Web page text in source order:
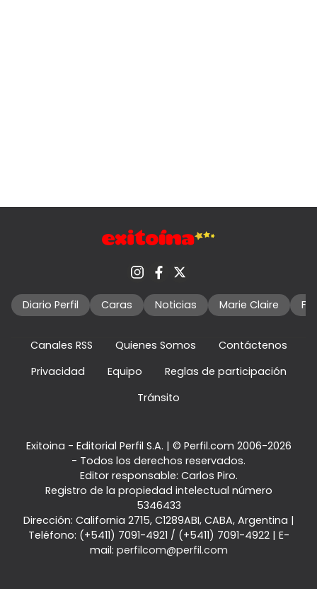
Diario Perfil Caras Noticias Marie Claire
Canales RSS Quienes Somos
Contáctenos
Privacidad
Equipo
Reglas de participación
Tránsito
Exitoina - Editorial Perfil S.A. | © Perfil.com 2006-2026
- Todos los derechos reservados.
Editor responsable: Carlos Piro.
Registro de la propiedad intelectual número
5346433
Dirección: California 2715, C1289ABI, CABA, Argentina |
Teléfono: (+5411) 7091-4921 / (+5411) 7091-4922| E-
mail: perfilcom@perfil.com